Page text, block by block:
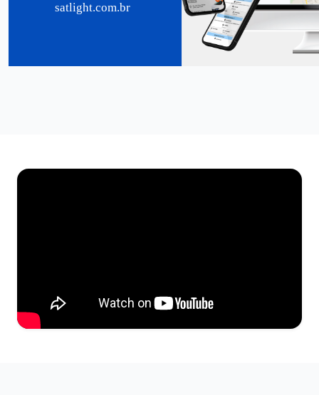
satlight.com.br